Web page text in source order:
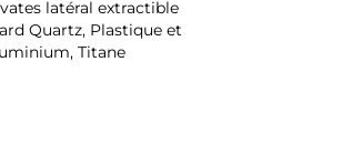
latéral extractible
Quartz, Plastique et
Titane